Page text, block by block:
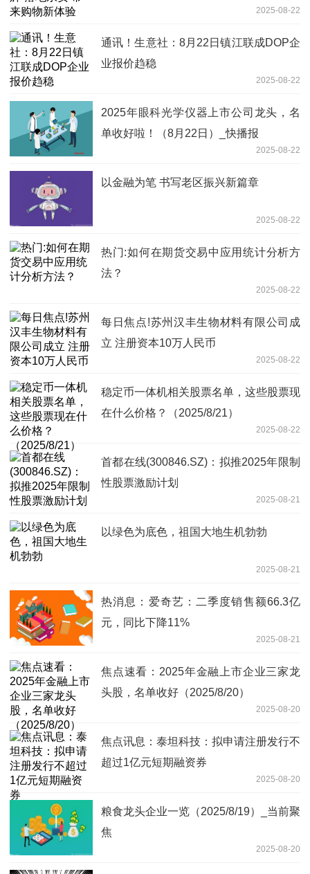
2025-08-22
通讯！生意社：8月22日镇江联成DOP企
业报价趋稳
2025-08-22
2025年眼科光学仪器上市公司龙头，名
单收好啦！（8月22日）_快播报
2025-08-22
以金融为笔 书写老区振兴新篇章
2025-08-22
热门:如何在期货交易中应用统计分析方
法？
2025-08-22
每日焦点!苏州汉丰生物材料有限公司成
立 注册资本10万人民币
2025-08-22
稳定币一体机相关股票名单，这些股票现
在什么价格？（2025/8/21）
2025-08-22
首都在线(300846.SZ)：拟推2025年限制
性股票激励计划
2025-08-21
以绿色为底色，祖国大地生机勃勃
2025-08-21
热消息：爱奇艺：二季度销售额66.3亿
元，同比下降11%
2025-08-21
焦点速看：2025年金融上市企业三家龙
头股，名单收好（2025/8/20）
2025-08-20
焦点讯息：泰坦科技：拟申请注册发行不
超过1亿元短期融资券
2025-08-20
粮食龙头企业一览（2025/8/19）_当前聚
焦
2025-08-20